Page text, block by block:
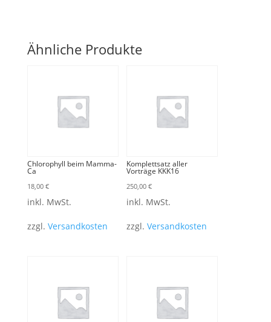
Ähnliche Produkte
Chlorophyll beim Mamma-
Ca
18,00 €
inkl. MwSt.
zzgl. Versandkosten
Komplettsatz aller
Vorträge KKK16
250,00 €
inkl. MwSt.
zzgl. Versandkosten